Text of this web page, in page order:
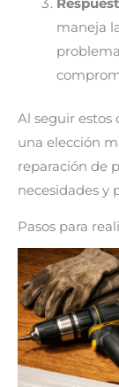
maneja
Al seguir estos
una elección
reparación de
necesidades y
Pasos para